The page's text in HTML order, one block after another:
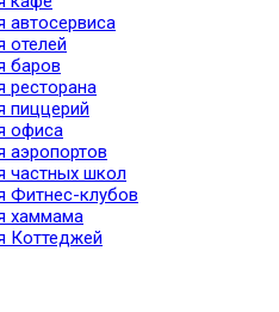
автосервиса
отелей
баров
ресторана
пиццерий
офиса
аэропортов
частных школ
Фитнес-клубов
хаммама
Коттеджей